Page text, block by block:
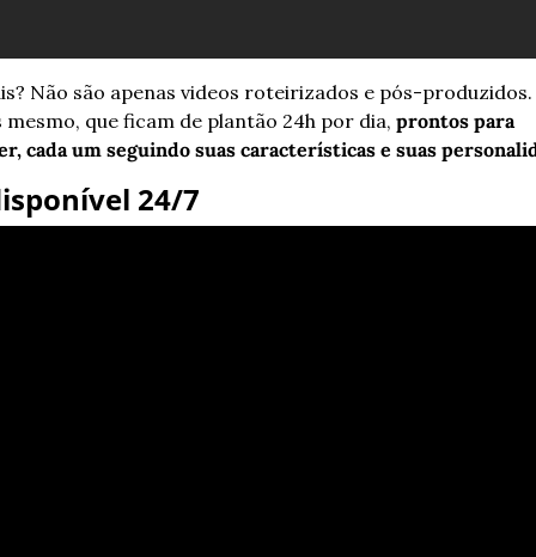
Não são apenas videos roteirizados e pós-produzidos.
que ficam de plantão 24h por dia, prontos para
cada um seguindo suas características e suas
24/7